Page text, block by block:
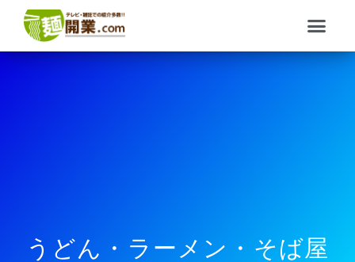
メ
ニ
ュ
うどん・ラーメン・そば屋